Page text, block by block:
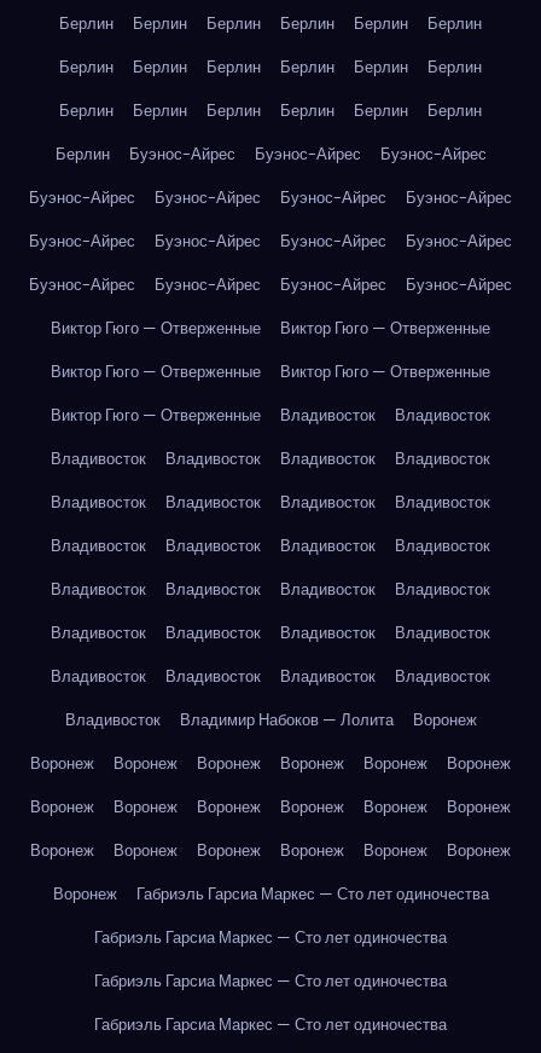
Берлин Берлин Берлин Берлин Берлин
Берлин
Берлин
Берлин Берлин Берлин Берлин
Берлин
Берлин
Берлин Берлин Берлин Берлин
Берлин
Берлин
Буэнос-Айрес Буэнос-Айрес
Буэнос-Айрес
Буэнос-Айрес
Буэнос-Айрес Буэнос-Айрес
Буэнос-Айрес
Буэнос-Айрес
Буэнос-Айрес Буэнос-Айрес
Буэнос-Айрес
Буэнос-Айрес
Буэнос-Айрес Буэнос-Айрес
Буэнос-Айрес
Виктор Гюго — Отверженные
Виктор Гюго — Отверженные
Виктор Гюго — Отверженные
Виктор Гюго — Отверженные
Виктор Гюго — Отверженные
Владивосток
Владивосток
Владивосток
Владивосток Владивосток
Владивосток
Владивосток
Владивосток Владивосток
Владивосток
Владивосток
Владивосток Владивосток
Владивосток
Владивосток
Владивосток Владивосток
Владивосток
Владивосток
Владивосток Владивосток
Владивосток
Владивосток
Владивосток Владивосток
Владивосток
Владивосток
Владимир Набоков — Лолита
Воронеж
Воронеж
Воронеж Воронеж Воронеж Воронеж
Воронеж
Воронеж
Воронеж Воронеж Воронеж Воронеж
Воронеж
Воронеж
Воронеж Воронеж Воронеж Воронеж
Воронеж
Воронеж
Габриэль Гарсиа Маркес — Сто лет одиночества
Габриэль Гарсиа Маркес — Сто лет одиночества
Габриэль Гарсиа Маркес — Сто лет одиночества
Габриэль Гарсиа Маркес — Сто лет одиночества